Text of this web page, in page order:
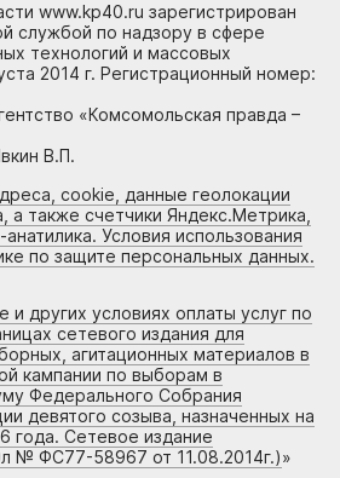
www.kp40.ru зарегистрирован
службой по надзору в сфере
технологий и массовых
2014 г. Регистрационный номер:
«Комсомольская правда –
В.П.
cookie, данные геолокации
а также счетчики Яндекс.Метрика,
Условия использования
по защите персональных данных.
других условиях оплаты услуг по
сетевого издания для
агитационных материалов в
кампании по выборам в
Федерального Собрания
девятого созыва, назначенных на
года. Сетевое издание
№ ФС77-58967 от 11.08.2014г.)»